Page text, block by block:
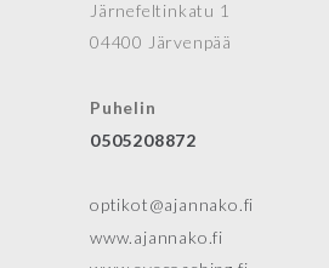
Järnefeltinkatu 1
04400 Järvenpää
Puhelin
0505208872
optikot@ajannako.fi
www.ajannako.fi